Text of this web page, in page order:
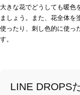
大きな花でどうしても暖色
ましょう。また、花全体を
使ったり、刺し色的に使っ
す。
LINE DROPS